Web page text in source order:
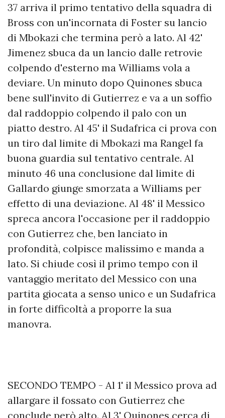
37 arriva il primo tentativo della squadra di
Bross con un'incornata di Foster su lancio
di Mbokazi che termina però a lato. Al 42'
Jimenez sbuca da un lancio dalle retrovie
colpendo d'esterno ma Williams vola a
deviare. Un minuto dopo Quinones sbuca
bene sull'invito di Gutierrez e va a un soffio
dal raddoppio colpendo il palo con un
piatto destro. Al 45' il Sudafrica ci prova con
un tiro dal limite di Mbokazi ma Rangel fa
buona guardia sul tentativo centrale. Al
minuto 46 una conclusione dal limite di
Gallardo giunge smorzata a Williams per
effetto di una deviazione. Al 48' il Messico
spreca ancora l'occasione per il raddoppio
con Gutierrez che, ben lanciato in
profondità, colpisce malissimo e manda a
lato. Si chiude così il primo tempo con il
vantaggio meritato del Messico con una
partita giocata a senso unico e un Sudafrica
in forte difficoltà a proporre la sua
manovra.
SECONDO TEMPO - Al 1' il Messico prova ad
allargare il fossato con Gutierrez che
conclude però alto. Al 3' Quinones cerca di